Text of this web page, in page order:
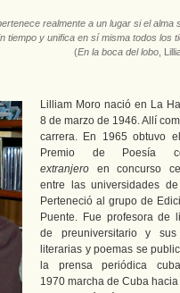
realmente a un lugar si el alma
tiempo y unifica en sí misma todos los
(En la boca del lobo ,
Lilliam Moro nació en La
8 de marzo de 1946. Allí
carrera. En 1965 obtuvo
Premio de Poesía
extranjero en concurso
entre las universidades
Perteneció al grupo de
Puente. Fue profesora de
de preuniversitario y sus
literarias y poemas se
la prensa periódica
1970 marcha de Cuba